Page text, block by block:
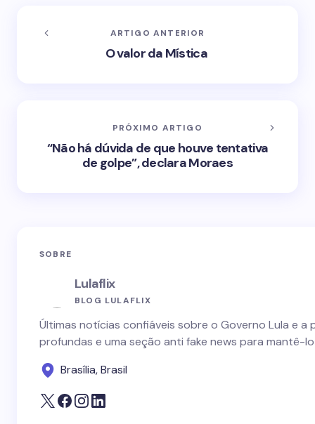
ARTIGO ANTERIOR
O valor da Mística
PRÓXIMO ARTIGO
“Não há dúvida de que houve tentativa
de golpe”, declara Moraes
SOBRE
Lulaflix
BLOG LULAFLIX
Últimas notícias confiáveis sobre o Governo Lula e
profundas e uma seção anti fake news para mantê-
Brasília, Brasil